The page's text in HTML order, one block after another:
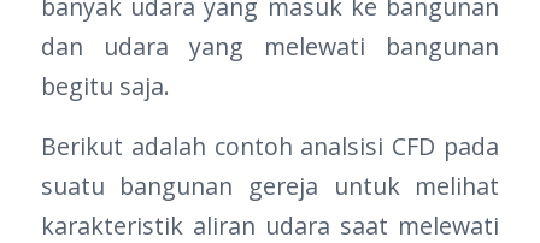
banyak udara yang masuk ke bangunan
dan udara yang melewati bangunan
begitu saja.
Berikut adalah contoh analsisi CFD pada
suatu bangunan gereja untuk melihat
karakteristik aliran udara saat melewati